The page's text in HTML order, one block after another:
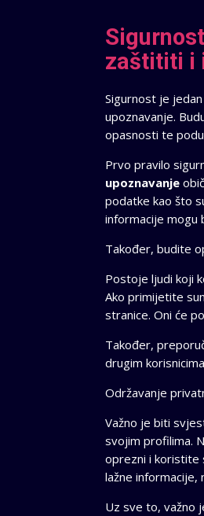
zaštititi i
Sigurnost je
upoznavanje.
opasnosti te
Prvo pravilo
upoznavanje
podatke kao što
informacije mogu
Također, budite
Postoje ljudi koji
Ako primijetite
stranice. Oni će
Također,
drugim
Održavanje
Važno je biti
svojim profilima.
oprezni i koristite
lažne
Uz sve to, važno